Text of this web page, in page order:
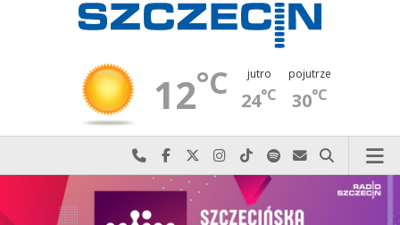
12°C jutro
24°C
pojutrze
30°C
Najlepiej po prostu do nas zadzwoń
Odwiedź nas na Facebook-u
Odwiedź nas na X
Odwiedź nas na Instagram-ie
Odwiedź nas na TikTok-u
Szukaj nas na Spotify
Wyślij do nas
Szukaj